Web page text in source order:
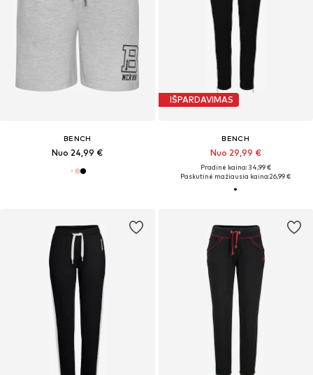
BENCH
Nuo 24,99 €
IŠPARDAVIMAS
BENCH
Nuo 29,99 €
Pradinė kaina: 34,99 €
Paskutinė mažiausia kaina:26,99 €